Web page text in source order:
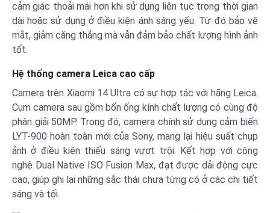
cảm giác thoải mái hơn khi sử dụng liên tục trong thời gian
dài hoặc sử dụng ở điều kiện ánh sáng yếu. Từ đó bảo vệ
mắt, giảm căng thẳng mà vẫn đảm bảo chất lượng hình ảnh
tốt.
Hệ thống camera Leica cao cấp
Camera trên Xiaomi 14 Ultra có sự hợp tác với hãng Leica.
Cụm camera sau gồm bốn ống kính chất lượng có cùng độ
phân giải 50MP. Trong đó, camera chính sử dụng cảm biến
LYT-900 hoàn toàn mới của Sony, mang lại hiệu suất chụp
ảnh ở điều kiện thiếu sáng vượt trội. Kết hợp với công
nghệ Dual Native ISO Fusion Max, đạt được dải động cực
cao, giúp ghi lại những sắc thái chưa từng có ở các chi tiết
sáng và tối.